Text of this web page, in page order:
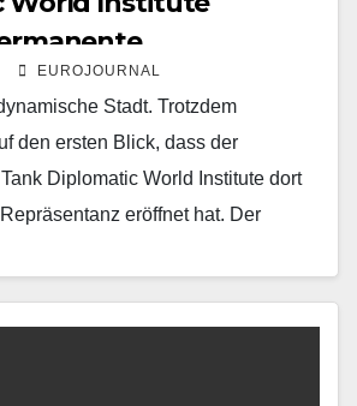
in Leipzig
EUROJOURNAL
Stadt. Trotzdem
den ersten Blick, dass der
Diplomatic World Institute dort
eröffnet hat. Der